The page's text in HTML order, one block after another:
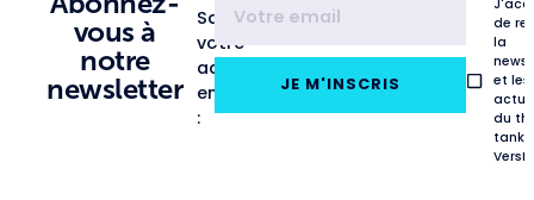
vous à
notre
newsletter
Saisissez
votre
adresse
email
:
JE M'INSCRIS
de
la
et les
du
tank